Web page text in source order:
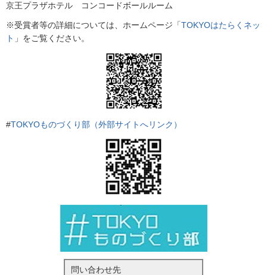
京王プラザホテル コンコードボールルーム
※受賞者等の詳細については、ホームページ「TOKYOはたらくネッ
ト 」をご覧ください。
#TOKYOものづくり部（外部サイトへリンク）
問い合わせ先